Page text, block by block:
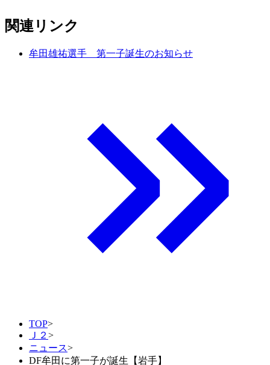
関連リンク
牟田雄祐選手 第一子誕生のお知らせ
TOP>
Ｊ２ >
ニュース>
DF牟田に第一子が誕生【岩手】